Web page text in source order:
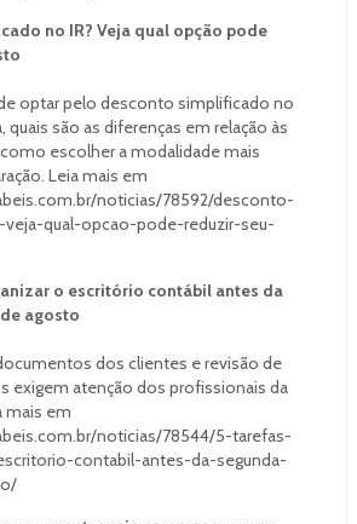
no IR? Veja qual opção pode
optar pelo desconto simplificado no
são as diferenças em relação às
escolher a modalidade mais
Leia mais em
noticias/78592/desconto-
qual-opcao-pode-reduzir-seu-
o escritório contábil antes da
agosto
dos clientes e revisão de
exigem atenção dos profissionais da
mais em
noticias/78544/5-tarefas-
contabil-antes-da-segunda-